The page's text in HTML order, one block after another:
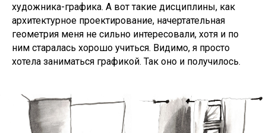
художника-графика. А вот такие дисциплины, как
архитектурное проектирование, начертательная
геометрия меня не сильно интересовали, хотя и по
ним старалась хорошо учиться. Видимо, я просто
хотела заниматься графикой. Так оно и получилось.